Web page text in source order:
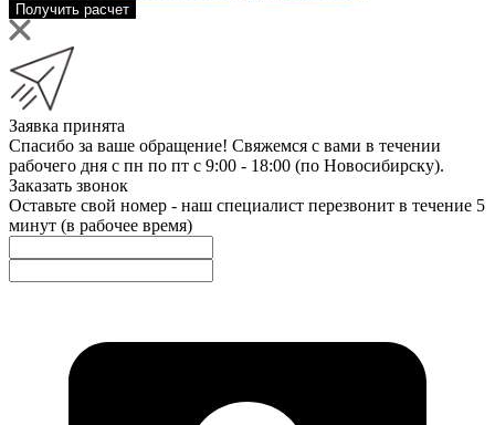
Получить расчет
Заявка принята
Спасибо за ваше обращение! Свяжемся с вами в течении
рабочего дня с пн по пт с 9:00 - 18:00 (по Новосибирску).
Заказать звонок
Оставьте свой номер - наш специалист перезвонит в течение 5
минут (в рабочее время)